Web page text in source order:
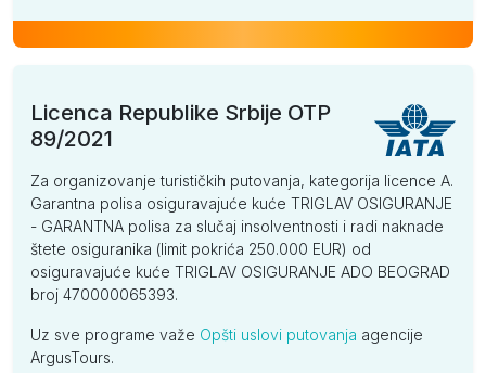
Licenca Republike Srbije OTP
89/2021
Za organizovanje turističkih putovanja, kategorija licence A.
Garantna polisa osiguravajuće kuće TRIGLAV OSIGURANJE
- GARANTNA polisa za slučaj insolventnosti i radi naknade
štete osiguranika (limit pokrića 250.000 EUR) od
osiguravajuće kuće TRIGLAV OSIGURANJE ADO BEOGRAD
broj 470000065393.
Uz sve programe važe Opšti uslovi putovanja agencije
ArgusTours.